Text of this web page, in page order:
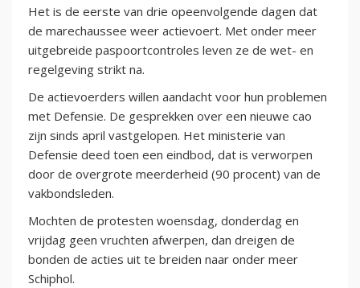
Het is de eerste van drie opeenvolgende dagen dat
de marechaussee weer actievoert. Met onder meer
uitgebreide paspoortcontroles leven ze de wet- en
regelgeving strikt na.
De actievoerders willen aandacht voor hun problemen
met Defensie. De gesprekken over een nieuwe cao
zijn sinds april vastgelopen. Het ministerie van
Defensie deed toen een eindbod, dat is verworpen
door de overgrote meerderheid (90 procent) van de
vakbondsleden.
Mochten de protesten woensdag, donderdag en
vrijdag geen vruchten afwerpen, dan dreigen de
bonden de acties uit te breiden naar onder meer
Schiphol.